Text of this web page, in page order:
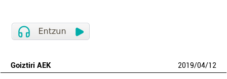
Goiztiri AEK 2019/04/12